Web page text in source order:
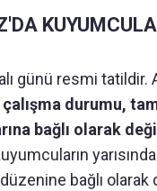
günü resmi tatildir.
çalışma durumu,
bağlı olarak
bağlı olarak